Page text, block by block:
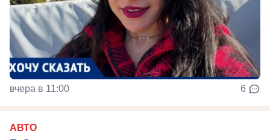
вчера в 11:00 6
АВТО